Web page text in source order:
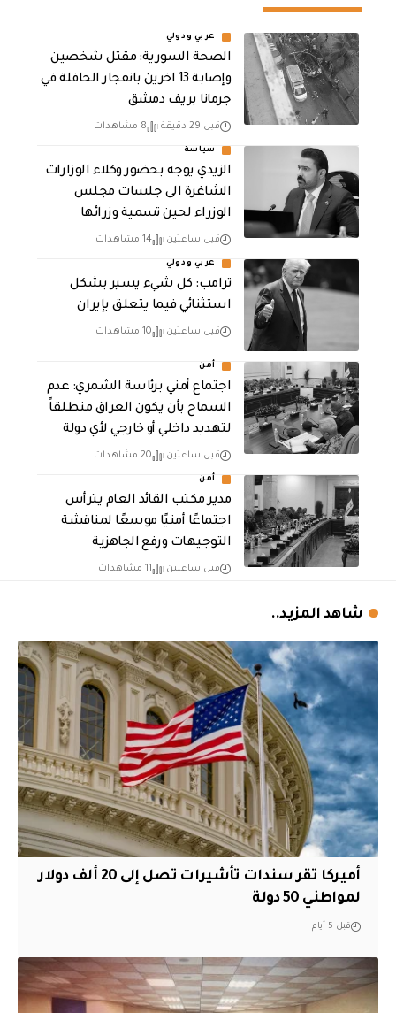
عربي ودولي
الصحة السورية: مقتل شخصين
وإصابة 13 اخرين بانفجار الحافلة في
جرمانا بريف دمشق
قبل 29 دقيقة 8 مشاهدات
سياسة
الزيدي يوجه بحضور وكلاء الوزارات
الشاغرة الى جلسات مجلس
الوزراء لحين تسمية وزرائها
قبل ساعتين 14 مشاهدات
عربي ودولي
ترامب: كل شيء يسير بشكل
استثنائي فيما يتعلق بإيران
قبل ساعتين 10 مشاهدات
أمن
اجتماع أمني برئاسة الشمري: عدم
السماح بأن يكون العراق منطلقاً
لتهديد داخلي أو خارجي لأي دولة
قبل ساعتين 20 مشاهدات
أمن
مدير مكتب القائد العام يترأس
اجتماعًا أمنيًا موسعًا لمناقشة
التوجيهات ورفع الجاهزية
قبل ساعتين 11 مشاهدات
شاهد المزيد..
أميركا تقر سندات تأشيرات تصل إلى 20 ألف دولار
لمواطني 50 دولة
قبل 5 أيام